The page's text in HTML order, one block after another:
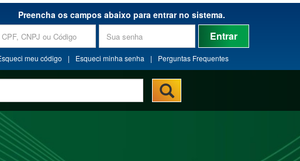
Preencha os campos abaixo para entrar no sistema.
Entrar
meu código | Esqueci minha senha | Perguntas Frequentes